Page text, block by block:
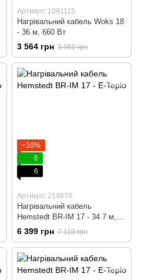
Артикул: 1091115
Нагрівальний кабель Woks 18
- 36 м, 660 Вт
3 564 грн 3 960 грн
−10%
6
6
Артикул: 214870
Нагрівальний кабель
Hemstedt BR-IM 17 - 34.7 м,
600 вт
6 399 грн 7 110 грн